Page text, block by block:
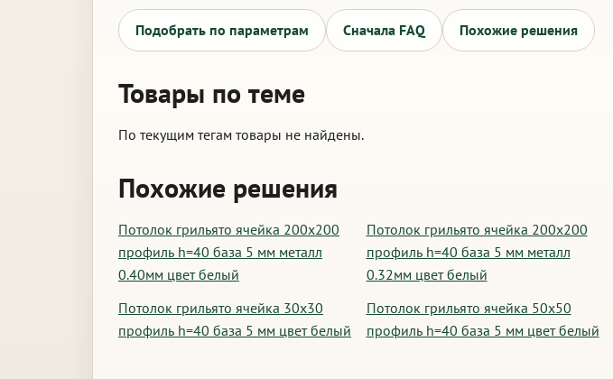
Подобрать по параметрам Сначала FAQ Похожие решения
Товары по теме
По текущим тегам товары не найдены.
Похожие решения
Потолок грильято ячейка 200х200
профиль h=40 база 5 мм металл
0.40мм цвет белый
Потолок грильято ячейка 200х200
профиль h=40 база 5 мм металл
0.32мм цвет белый
Потолок грильято ячейка 30х30
профиль h=40 база 5 мм цвет белый
Потолок грильято ячейка 50х50
профиль h=40 база 5 мм цвет белый